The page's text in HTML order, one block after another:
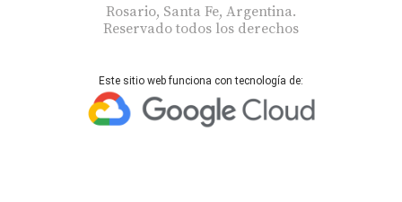
Rosario, Santa Fe, Argentina.
Reservado todos los derechos
Este sitio web funciona con tecnología de: